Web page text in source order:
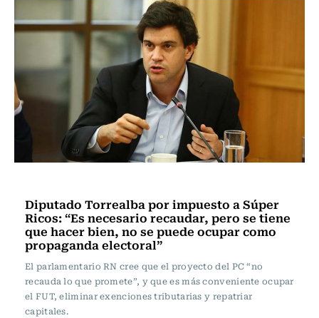
Diputado Torrealba por impuesto a Súper
Ricos: “Es necesario recaudar, pero se tiene
que hacer bien, no se puede ocupar como
propaganda electoral”
El parlamentario RN cree que el proyecto del PC “no
recauda lo que promete”, y que es más conveniente ocupar
el FUT, eliminar exenciones tributarias y repatriar
capitales.